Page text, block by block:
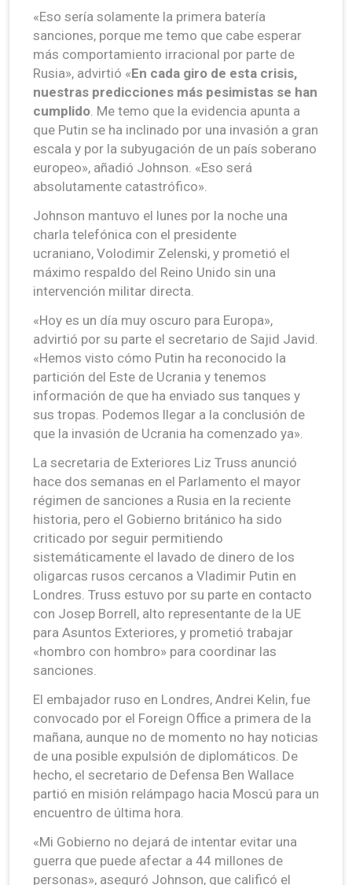
«Eso sería solamente la primera batería
sanciones, porque me temo que cabe esperar
más comportamiento irracional por parte de
Rusia», advirtió «En cada giro de esta crisis,
nuestras predicciones más pesimistas se han
cumplido . Me temo que la evidencia apunta a
que Putin se ha inclinado por una invasión a gran
escala y por la subyugación de un país soberano
europeo», añadió Johnson. «Eso será
absolutamente catastrófico».
Johnson mantuvo el lunes por la noche una
charla telefónica con el presidente
ucraniano, Volodimir Zelenski, y prometió el
máximo respaldo del Reino Unido sin una
intervención militar directa.
«Hoy es un día muy oscuro para Europa»,
advirtió por su parte el secretario de Sajid Javid.
«Hemos visto cómo Putin ha reconocido la
partición del Este de Ucrania y tenemos
información de que ha enviado sus tanques y
sus tropas. Podemos llegar a la conclusión de
que la invasión de Ucrania ha comenzado ya».
La secretaria de Exteriores Liz Truss anunció
hace dos semanas en el Parlamento el mayor
régimen de sanciones a Rusia en la reciente
historia, pero el Gobierno británico ha sido
criticado por seguir permitiendo
sistemáticamente el lavado de dinero de los
oligarcas rusos cercanos a Vladimir Putin en
Londres. Truss estuvo por su parte en contacto
con Josep Borrell, alto representante de la UE
para Asuntos Exteriores, y prometió trabajar
«hombro con hombro» para coordinar las
sanciones.
El embajador ruso en Londres, Andrei Kelin, fue
convocado por el Foreign Office a primera de la
mañana, aunque no de momento no hay noticias
de una posible expulsión de diplomáticos. De
hecho, el secretario de Defensa Ben Wallace
partió en misión relámpago hacia Moscú para un
encuentro de última hora.
«Mi Gobierno no dejará de intentar evitar una
guerra que puede afectar a 44 millones de
personas», aseguró Johnson, que calificó el